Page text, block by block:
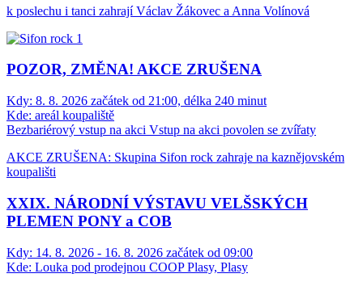
k poslechu i tanci zahrají Václav Žákovec a Anna Volínová
POZOR, ZMĚNA! AKCE ZRUŠENA
Kdy: 8. 8. 2026 začátek od 21:00, délka 240 minut
Kde: areál koupaliště
Bezbariérový vstup na akci Vstup na akci povolen se zvířaty
AKCE ZRUŠENA: Skupina Sifon rock zahraje na kaznějovském
koupališti
XXIX. NÁRODNÍ VÝSTAVU VELŠSKÝCH
PLEMEN PONY a COB
Kdy: 14. 8. 2026 - 16. 8. 2026 začátek od 09:00
Kde: Louka pod prodejnou COOP Plasy, Plasy